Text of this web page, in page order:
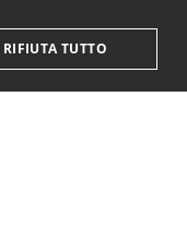
il prossimo
RIFIUTA TUTTO